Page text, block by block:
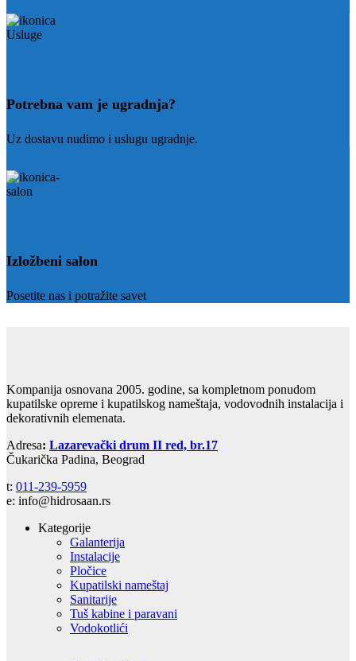
Potrebna vam je ugradnja?
Uz dostavu nudimo i uslugu ugradnje.
Izložbeni salon
Posetite nas i potražite savet
Kompanija osnovana 2005. godine, sa kompletnom ponudom
kupatilske opreme i kupatilskog nameštaja, vodovodnih instalacija i
dekorativnih elemenata.
Adresa: Lazarevački drum II red, br.17
Čukarička Padina, Beograd
t: 011-239-5959
e: info@hidrosaan.rs
Kategorije
Galanterija
Instalacije
Pločice
Kupatilski nameštaj
Sanitarije
Tuš kabine i paravani
Vodokotlići